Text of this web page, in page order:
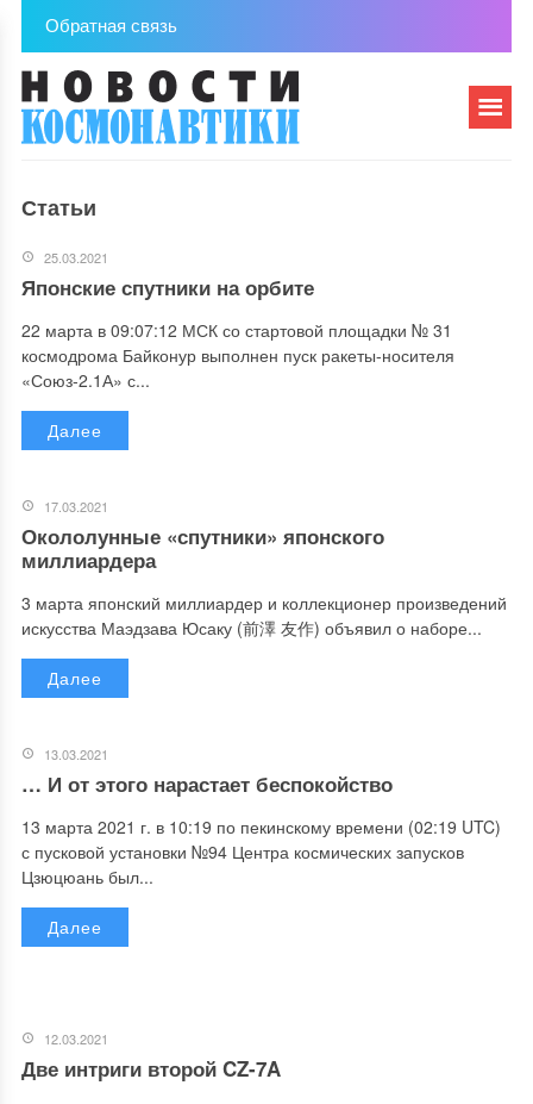
Обратная связь
Статьи
25.03.2021
Японские спутники на орбите
22 марта в 09:07:12 МСК со стартовой площадки № 31
космодрома Байконур выполнен пуск ракеты-носителя
«Союз-2.1А» с...
Далее
17.03.2021
Окололунные «спутники» японского
миллиардера
3 марта японский миллиардер и коллекционер произведений
искусства Маэдзава Юсаку (前澤 友作) объявил о наборе...
Далее
13.03.2021
… И от этого нарастает беспокойство
13 марта 2021 г. в 10:19 по пекинскому времени (02:19 UTC)
с пусковой установки №94 Центра космических запусков
Цзюцюань был...
Далее
12.03.2021
Две интриги второй CZ-7A